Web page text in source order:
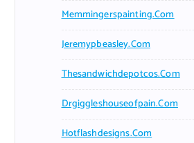
Memmingerspainting.com
Jeremypbeasley.com
Thesandwichdepotcos.com
Drgiggleshouseofpain.com
Hotflashdesigns.com